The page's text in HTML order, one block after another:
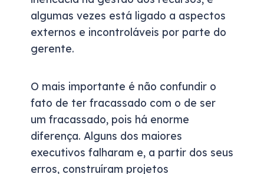
algumas vezes está ligado a aspectos
externos e incontroláveis por parte do
gerente.
O mais importante é não confundir o
fato de ter fracassado com o de ser
um fracassado, pois há enorme
diferença. Alguns dos maiores
executivos falharam e, a partir dos seus
erros, construíram projetos